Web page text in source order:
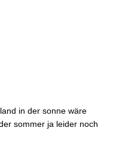
in der sonne wäre
sommer ja leider noch